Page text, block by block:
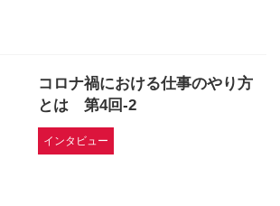
コロナ禍における仕事のやり方
とは 第4回-2
インタビュー